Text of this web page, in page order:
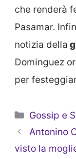
che renderà
Pasamar.
notizia della
Dominguez
per
Categorie
Gossip e
Antonino
visto la